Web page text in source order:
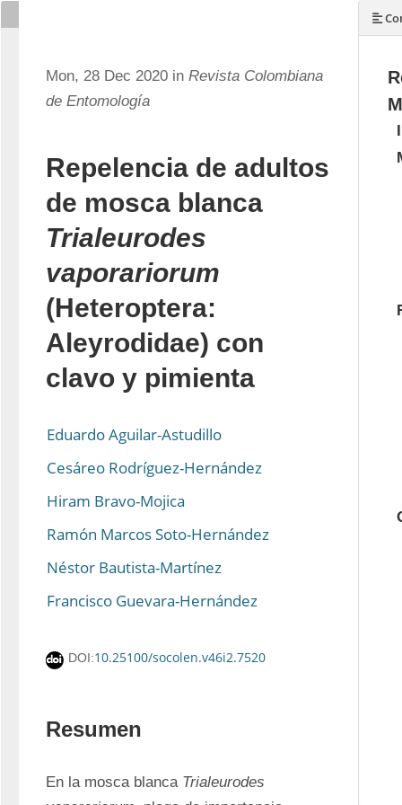
Mon, 28 Dec 2020 in Revista Colombiana
de Entomología
Repelencia de adultos
de mosca blanca
Trialeurodes
vaporariorum
(Heteroptera:
Aleyrodidae) con
clavo y pimienta
Eduardo Aguilar-Astudillo
Cesáreo Rodríguez-Hernández
Hiram Bravo-Mojica
Ramón Marcos Soto-Hernández
Néstor Bautista-Martínez
Francisco Guevara-Hernández
DOI:10.25100/socolen.v46i2.7520
Resumen
En la mosca blanca Trialeurodes